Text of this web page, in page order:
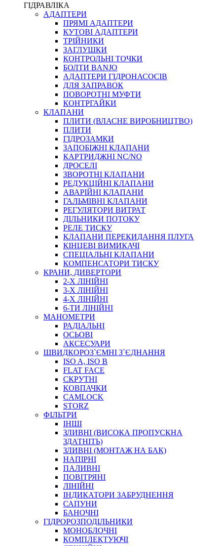
ФІТИНГИ ДІАГНОСТИЧНІ
АКСЕСУАРИ
ТРУБКИ ТА КОМПЛЕКТУЮЧІ
ФІТИНГИ ГІДРАВЛІЧНІ
ФІТИНГИ КОНДИЦІОНЕРНІ
ЗАХИСТ РУКАВІВ
ФІТИНГИ KARCHER
ФІТИНГИ НА ПІДЙОМ КАБІНИ
КОНЕКТОРИ
ХОМУТИ
ЧЕРВ`ЯЧНІ
ПРУЖИННІ
НЕЙЛОНОВІ
ПРОРЕЗИНЕНІ
АВТОТОВАРИ
АВТОХІМІЯ
ДОМКРАТИ
НАБОРИ ЗАПОБІЖНИКІВ, КЛЕМ, АКСЕСУАРІВ
НАСОСИ, КОМПРЕСОРИ, МАНОМЕТРИ
ПАСТА, АНТИСЕПТИК
ІНСТРУМЕНТ
САДОВИЙ ІНВЕНТАР
ЕЛЕКТРИЧНІ ПРИЛАДИ
ПАЛЬНИКИ, ПАЯЛЬНИКИ, ПАЯЛЬНІ ЛАМПИ
ІНСТРУМЕНТИ ДЛЯ ЕЛЕКТРИКА
ЕЛЕКТРОІНСТРУМЕНТИ
ЗАМКИ І КОМПЛЕКТУЮЧІ
ІНСТРУМЕНТИ ДЛЯ ЗВАРЮВАННЯ, АКСЕСУАРИ
ГІДРАВЛІКА
АДАПТЕРИ
ПРЯМІ АДАПТЕРИ
КУТОВІ АДАПТЕРИ
ТРІЙНИКИ
ЗАГЛУШКИ
КОНТРОЛЬНІ ТОЧКИ
БОЛТИ BANJO
АДАПТЕРИ ГІДРОНАСОСІВ
ДЛЯ ЗАПРАВОК
ПОВОРОТНІ МУФТИ
КОНТРГАЙКИ
КЛАПАНИ
ПЛИТИ (ВЛАСНЕ ВИРОБНИЦТВО)
ПЛИТИ
ГІДРОЗАМКИ
ЗАПОБІЖНІ КЛАПАНИ
КАРТРИДЖНІ NC/NO
ДРОСЕЛІ
ЗВОРОТНІ КЛАПАНИ
РЕДУКЦІЙНІ КЛАПАНИ
АВАРІЙНІ КЛАПАНИ
ГАЛЬМІВНІ КЛАПАНИ
РЕГУЛЯТОРИ ВИТРАТ
ДІЛЬНИКИ ПОТОКУ
РЕЛЕ ТИСКУ
КЛАПАНИ ПЕРЕКИДАННЯ ПЛУГА
КІНЦЕВІ ВИМИКАЧІ
СПЕЦІАЛЬНІ КЛАПАНИ
КОМПЕНСАТОРИ ТИСКУ
КРАНИ, ДИВЕРТОРИ
2-Х ЛІНІЙНІ
3-Х ЛІНІЙНІ
4-Х ЛІНІЙНІ
6-ТИ ЛІНІЙНІ
МАНОМЕТРИ
РАДІАЛЬНІ
ОСЬОВІ
АКСЕСУАРИ
ШВИДКОРОЗ`ЄМНІ З`ЄДНАННЯ
ISO A, ISO B
FLAT FACE
СКРУТНІ
КОВПАЧКИ
CAMLOCK
STORZ
ФІЛЬТРИ
ІНШІ
ЗЛИВНІ (ВИСОКА ПРОПУСКНА
ЗДАТНІТЬ)
ЗЛИВНІ (МОНТАЖ НА БАК)
НАПІРНІ
ПАЛИВНІ
ПОВІТРЯНІ
ЛІНІЙНІ
ІНДИКАТОРИ ЗАБРУДНЕННЯ
САПУНИ
БАНОЧНІ
ГІДРОРОЗПОДІЛЬНИКИ
МОНОБЛОЧНІ
КОМПЛЕКТУЮЧІ